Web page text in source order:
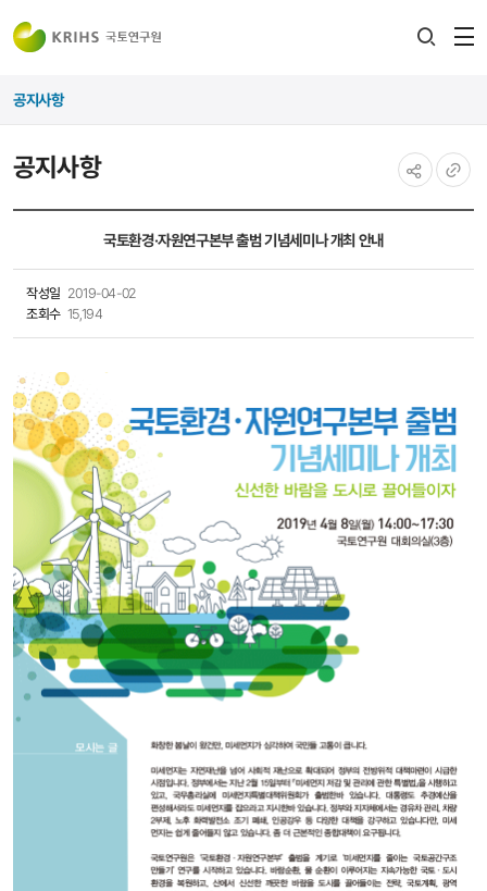
공지사항
공지사항
국토환경·자원연구본부 출범 기념세미나 개최 안내
작성일 2019-04-02
조회수 15,194